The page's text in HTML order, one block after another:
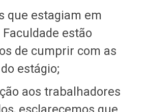
que estagiam em
estão
de cumprir com as
estágio;
aos trabalhadores